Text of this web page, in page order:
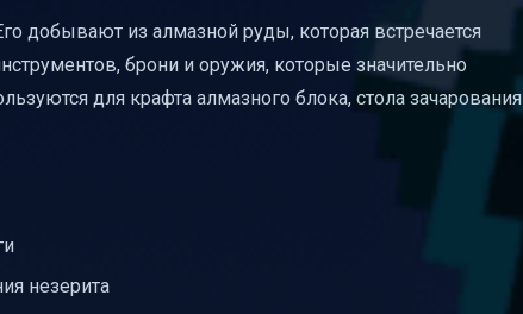
добывают из алмазной руды, которая встречается
брони и оружия, которые значительно
для крафта алмазного блока, стола зачарования
незерита